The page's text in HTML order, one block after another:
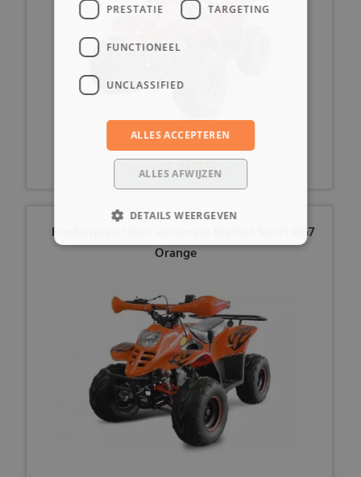
vanaf849,-
Kinderquad 125cc automaat Bigfoot Sport RG7
Orange
PRESTATIE TARGETING
FUNCTIONEEL
UNCLASSIFIED
ALLES ACCEPTEREN
ALLES AFWIJZEN
DETAILS WEERGEVEN